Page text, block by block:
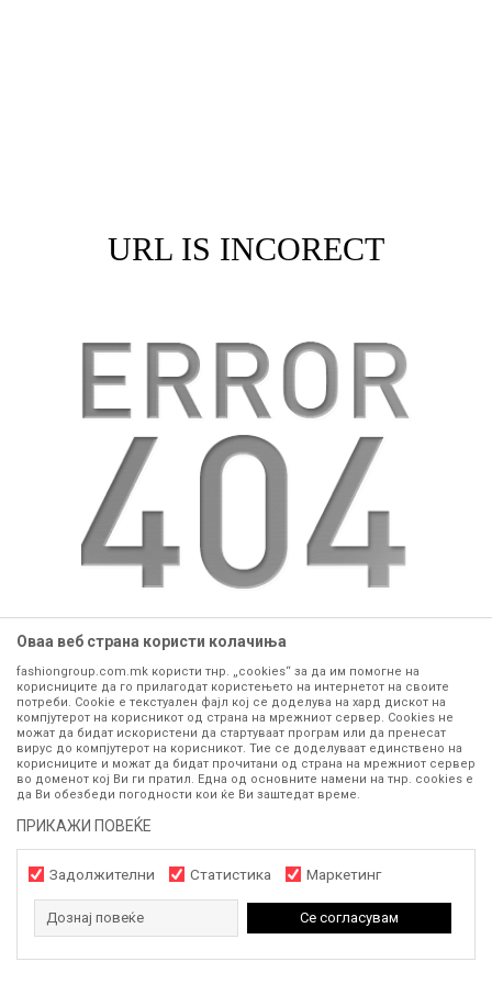
URL IS INCORECT
website:https://www.fashiongroup.com.mk
GO TO HOME
Оваа веб страна користи колачиња
fashiongroup.com.mk користи тнр. „cookies“ за да им помогне на
корисниците да го прилагодат користењето на интернетот на своите
потреби. Cookie е текстуален фајл кој се доделува на хард дискот на
компјутерот на корисникот од страна на мрежниот сервер. Cookies не
можат да бидат искористени да стартуваат програм или да пренесат
вирус до компјутерот на корисникот. Тие се доделуваат единствено на
корисниците и можат да бидат прочитани од страна на мрежниот сервер
во доменот кој Ви ги пратил. Една од основните намени на тнр. сookies е
да Ви обезбеди погодности кои ќе Ви заштедат време.
ПРИКАЖИ ПОВЕЌЕ
Задолжителни Статистика Маркетинг
Дознај повеќе Се согласувам